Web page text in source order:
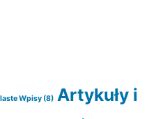
Wpisy (8) Artykuły i